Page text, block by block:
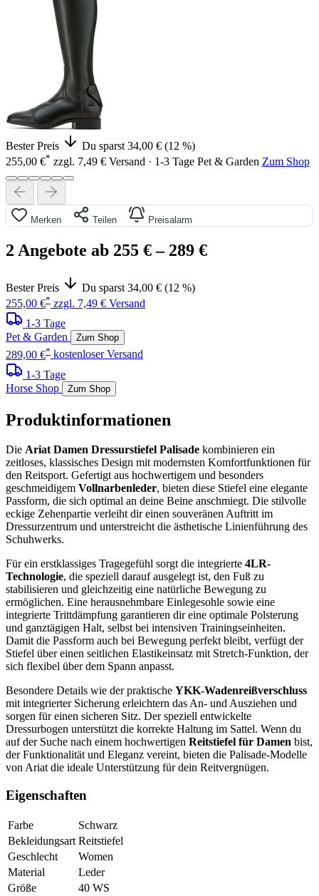
Bester Preis
Du sparst 34,00 € (12 %)
255,00 €* zzgl. 7,49 € Versand · 1-3 Tage Pet & Garden Zum Shop
Merken Teilen Preisalarm
2 Angebote ab 255 €– 289 €
Bester Preis
Du sparst 34,00 € (12 %)
255,00 €* zzgl. 7,49 € Versand
1-3 Tage
Pet & Garden
Zum Shop
289,00 €* kostenloser Versand
1-3 Tage
Horse Shop
Zum Shop
Produktinformationen
Die Ariat Damen Dressurstiefel Palisade kombinieren ein
zeitloses, klassisches Design mit modernsten Komfortfunktionen für
den Reitsport. Gefertigt aus hochwertigem und besonders
geschmeidigem Vollnarbenleder, bieten diese Stiefel eine elegante
Passform, die sich optimal an deine Beine anschmiegt. Die stilvolle
eckige Zehenpartie verleiht dir einen souveränen Auftritt im
Dressurzentrum und unterstreicht die ästhetische Linienführung des
Schuhwerks.
Für ein erstklassiges Tragegefühl sorgt die integrierte 4LR-
Technologie, die speziell darauf ausgelegt ist, den Fuß zu
stabilisieren und gleichzeitig eine natürliche Bewegung zu
ermöglichen. Eine herausnehmbare Einlegesohle sowie eine
integrierte Trittdämpfung garantieren dir eine optimale Polsterung
und ganztägigen Halt, selbst bei intensiven Trainingseinheiten.
Damit die Passform auch bei Bewegung perfekt bleibt, verfügt der
Stiefel über einen seitlichen Elastikeinsatz mit Stretch-Funktion, der
sich flexibel über dem Spann anpasst.
Besondere Details wie der praktische YKK-Wadenreißverschluss
mit integrierter Sicherung erleichtern das An- und Ausziehen und
sorgen für einen sicheren Sitz. Der speziell entwickelte
Dressurbogen unterstützt die korrekte Haltung im Sattel. Wenn du
auf der Suche nach einem hochwertigen Reitstiefel für Damen bist,
der Funktionalität und Eleganz vereint, bieten die Palisade-Modelle
von Ariat die ideale Unterstützung für dein Reitvergnügen.
Eigenschaften
Farbe
Schwarz
Bekleidungsart Reitstiefel
Geschlecht
Women
Material
Leder
Größe
40 WS